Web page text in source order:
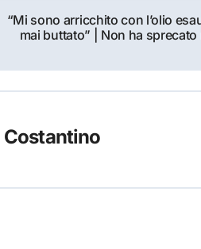
“Mi sono arricchito con l’olio
mai buttato” | Non ha